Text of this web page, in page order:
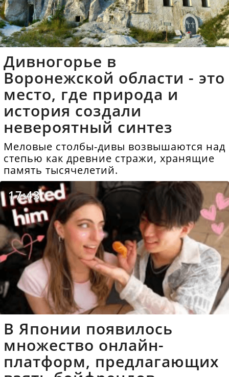
Дивногорье в
Воронежской области - это
место, где природа и
история создали
невероятный синтез
Меловые столбы-дивы возвышаются над
степью как древние стражи, хранящие
память тысячелетий.
17:43
В Японии появилось
множество онлайн-
платформ, предлагающих